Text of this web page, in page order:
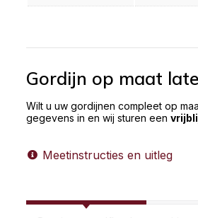
Gordijn op maat
Wilt u uw gordijnen compleet op
gegevens in en wij sturen een
Meetinstructies en uitleg